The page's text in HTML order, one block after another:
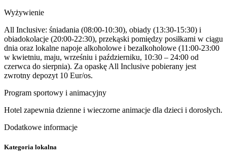
Wyżywienie
All Inclusive: śniadania (08:00-10:30), obiady (13:30-15:30) i
obiadokolacje (20:00-22:30), przekąski pomiędzy posiłkami w ciągu
dnia oraz lokalne napoje alkoholowe i bezalkoholowe (11:00-23:00
w kwietniu, maju, wrześniu i październiku, 10:30 – 24:00 od
czerwca do sierpnia). Za opaskę All Inclusive pobierany jest
zwrotny depozyt 10 Eur/os.
Program sportowy i animacyjny
Hotel zapewnia dzienne i wieczorne animacje dla dzieci i dorosłych.
Dodatkowe informacje
Kategoria lokalna